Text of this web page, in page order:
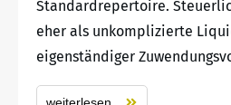
Standardrepertoire.
eher als unkomplizierte
eigenständiger